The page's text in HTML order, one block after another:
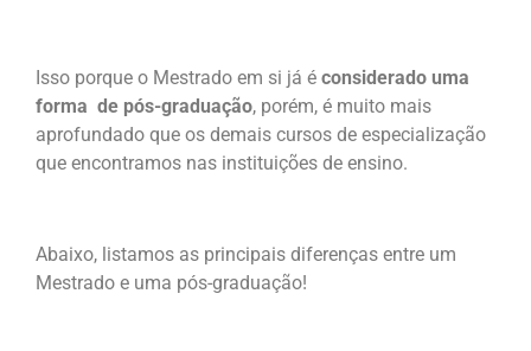
Isso porque o Mestrado em si já é considerado uma
forma de pós-graduação, porém, é muito mais
aprofundado que os demais cursos de especialização
que encontramos nas instituições de ensino.
Abaixo, listamos as principais diferenças entre um
Mestrado e uma pós-graduação!